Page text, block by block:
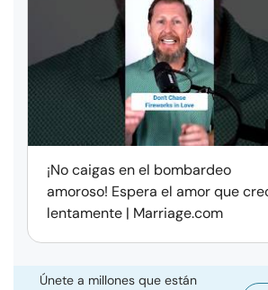
¡No caigas en el bombardeo
amoroso! Espera el amor que
lentamente | Marriage.com
Únete a millones que están